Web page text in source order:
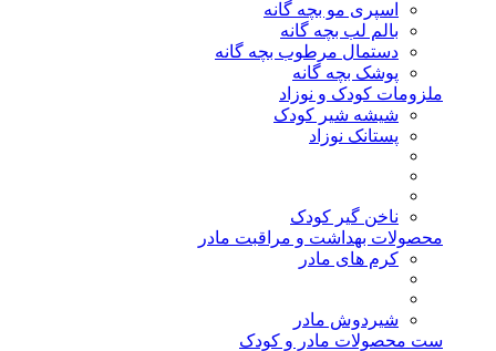
اسپری مو بچه گانه
بالم لب بچه گانه
دستمال مرطوب بچه گانه
پوشک بچه گانه
ملزومات کودک و نوزاد
شیشه شیر کودک
پستانک نوزاد
ناخن گیر کودک
محصولات بهداشت و مراقبت مادر
کرم های مادر
شیردوش مادر
ست محصولات مادر و کودک